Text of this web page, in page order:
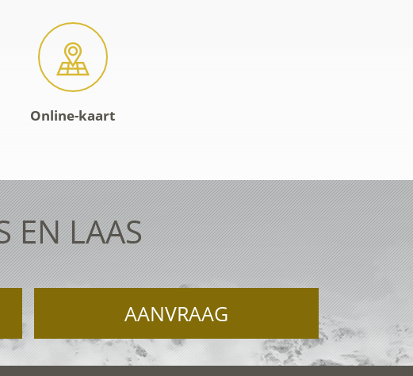
Online-kaart
EN LAAS
AANVRAAG